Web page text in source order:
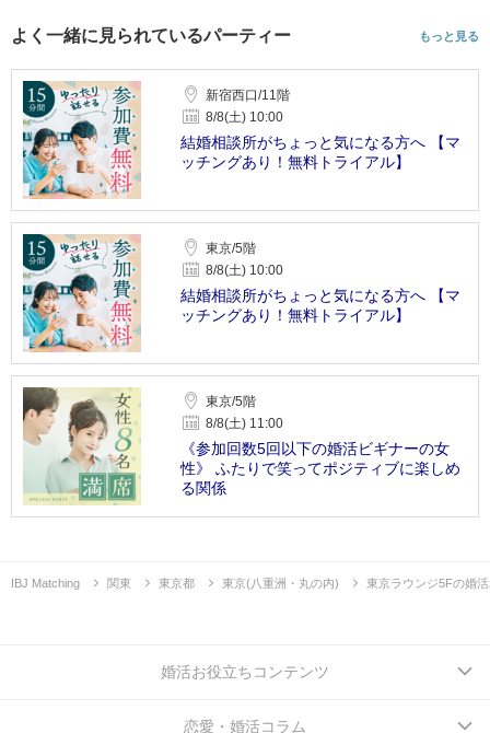
よく一緒に見られているパーティー もっと見る
新宿西口/11階
8/8(土) 10:00
結婚相談所がちょっと気になる方へ 【マ
ッチングあり！無料トライアル】
東京/5階
8/8(土) 10:00
結婚相談所がちょっと気になる方へ 【マ
ッチングあり！無料トライアル】
東京/5階
8/8(土) 11:00
《参加回数5回以下の婚活ビギナーの女
性》 ふたりで笑ってポジティブに楽しめ
る関係
IBJ Matching 関東 東京都 東京(八重洲・丸の内) 東京ラウンジ5Fの婚
婚活お役立ちコンテンツ
恋愛・婚活コラム